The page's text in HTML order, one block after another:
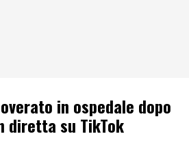
in ospedale dopo
diretta su TikTok